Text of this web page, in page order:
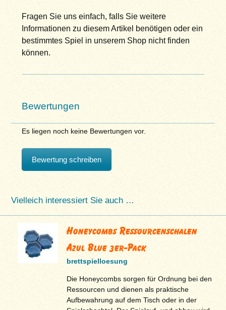
Fragen Sie uns einfach, falls Sie weitere
Informationen zu diesem Artikel benötigen oder ein
bestimmtes Spiel in unserem Shop nicht finden
können.
Bewertungen
Es liegen noch keine Bewertungen vor.
Bewertung schreiben
Vielleich interessiert Sie auch …
Honeycombs Ressourcenschalen
Azul Blue 3er-Pack
brettspielloesung
Die Honeycombs sorgen für Ordnung bei den
Ressourcen und dienen als praktische
Aufbewahrung auf dem Tisch oder in der